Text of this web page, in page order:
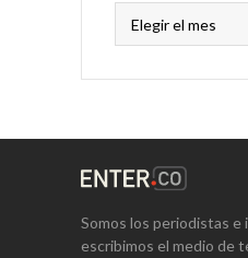
Somos los periodistas e
escribimos el medio de